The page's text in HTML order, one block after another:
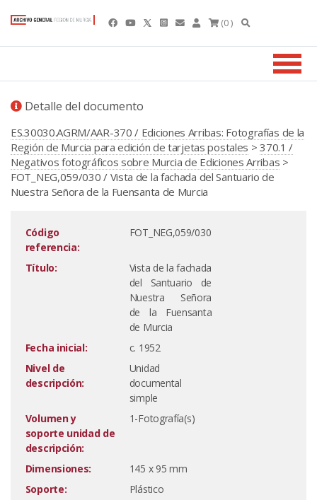
(0 )
Detalle del documento
ES.30030.AGRM/AAR-370 / Ediciones Arribas: Fotografías de la
Región de Murcia para edición de tarjetas postales >370.1 /
Negativos fotográficos sobre Murcia de Ediciones Arribas >
FOT_NEG,059/030 / Vista de la fachada del Santuario de
Nuestra Señora de la Fuensanta de Murcia
Código
referencia:
FOT_NEG,059/030
Título:
Vista de la fachada
del Santuario de
Nuestra Señora
de la Fuensanta
de Murcia
Fecha inicial:
c. 1952
Nivel de
descripción:
Unidad
documental
simple
Volumen y
soporte unidad de
descripción:
1-Fotografía(s)
Dimensiones:
145 x 95 mm
Soporte:
Plástico